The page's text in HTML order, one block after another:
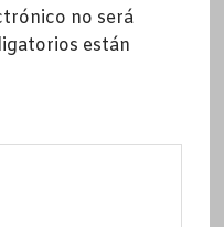
no será
están